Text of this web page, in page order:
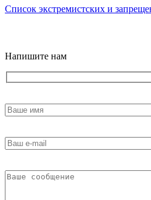
Список экстремистских и
Напишите нам